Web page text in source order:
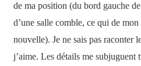
de ma position (du bord gauche
d’une salle comble, ce qui de
nouvelle). Je ne sais pas raconter
j’aime. Les détails me subjuguent